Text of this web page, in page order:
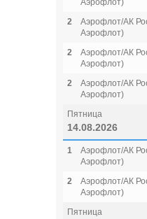
Аэрофлот)
2
Аэрофлот/АК
Аэрофлот)
2
Аэрофлот/АК
Аэрофлот)
2
Аэрофлот/АК
Аэрофлот)
Пятница
14.08.2026
1
Аэрофлот/АК
Аэрофлот)
2
Аэрофлот/АК
Аэрофлот)
Пятница